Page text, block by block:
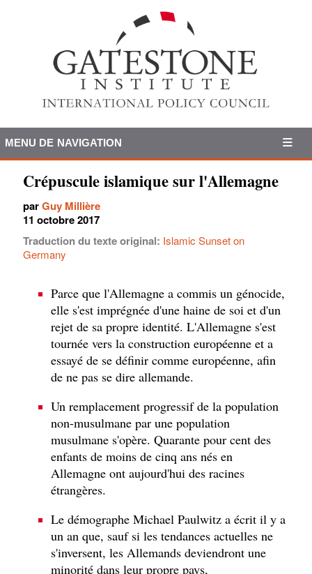
MENU DE NAVIGATION
Crépuscule islamique sur l'Allemagne
parGuy Millière
11 octobre 2017
Traduction du texte original: Islamic Sunset on
Germany
Parce que l'Allemagne a commis un génocide,
elle s'est imprégnée d'une haine de soi et d'un
rejet de sa propre identité. L'Allemagne s'est
tournée vers la construction européenne et a
essayé de se définir comme européenne, afin
de ne pas se dire allemande.
Un remplacement progressif de la population
non-musulmane par une population
musulmane s'opère. Quarante pour cent des
enfants de moins de cinq ans nés en
Allemagne ont aujourd'hui des racines
étrangères.
Le démographe Michael Paulwitz a écrit il y a
un an que, sauf si les tendances actuelles ne
s'inversent, les Allemands deviendront une
minorité dans leur propre pays,